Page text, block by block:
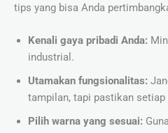
tips yang bisa Anda
Kenali gaya pribadi Anda:
industrial.
Utamakan fungsionalitas:
tampilan, tapi pastikan setiap
Pilih warna yang sesuai: